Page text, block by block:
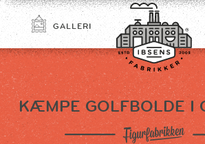
GALLERI
KÆMPE GOLFBOLDE I